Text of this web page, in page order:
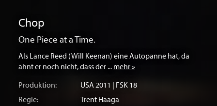
Chop
One Piece at a Time.
Als Lance Reed (Will Keenan) eine Autopanne hat, da
ahnt er noch nicht, dass der ... mehr »
Produktion:
USA 2011 | FSK 18
Regie:
Trent Haaga